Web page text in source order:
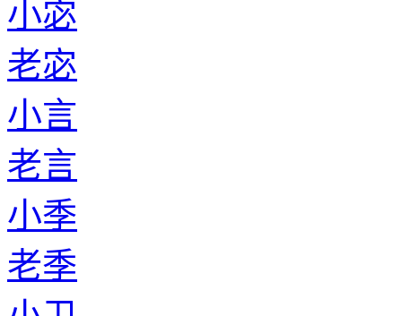
小宓
老宓
小言
老言
小季
老季